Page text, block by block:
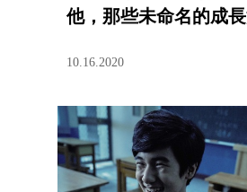
他，那些未命名的成
10.16.2020